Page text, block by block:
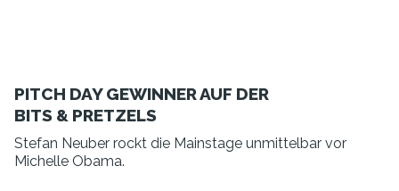
PITCH DAY GEWINNER AUF DER
BITS & PRETZELS
Stefan Neuber rockt die Mainstage unmittelbar vor
Michelle Obama.